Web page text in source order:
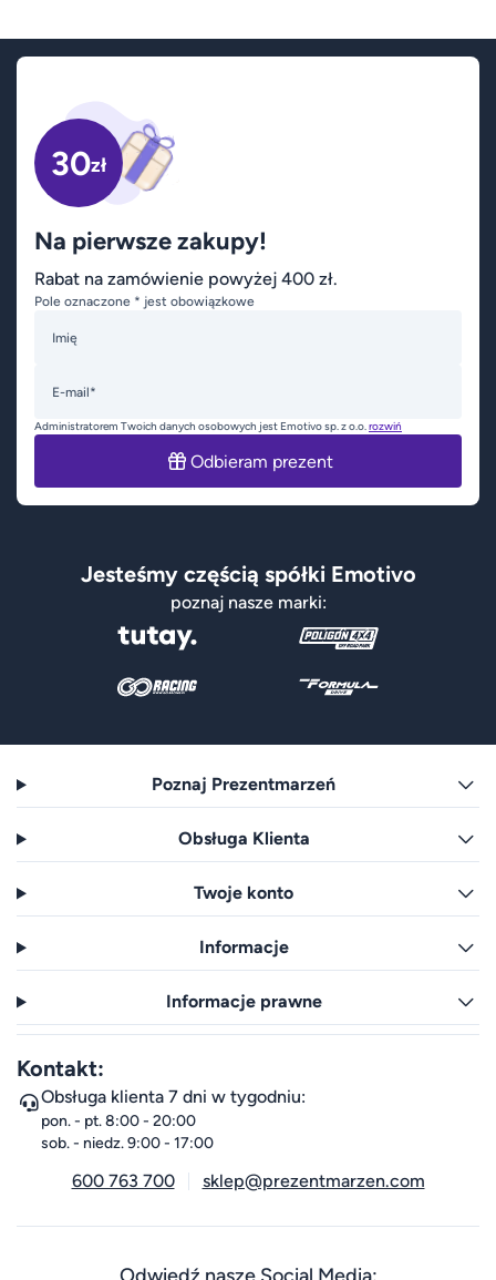
30zł
Na pierwsze zakupy!
Rabat na zamówienie powyżej 400 zł.
Pole oznaczone * jest obowiązkowe
Imię
E-mail*
Administratorem Twoich danych osobowych jest Emotivo sp. z o.o.rozwiń
Odbieram prezent
Jesteśmy częścią spółki Emotivo
poznaj nasze marki:
Poznaj Prezentmarzeń
Obsługa Klienta
Twoje konto
Informacje
Informacje prawne
Kontakt:
Obsługa klienta 7 dni w tygodniu:
pon. - pt. 8:00 - 20:00
sob. - niedz. 9:00 - 17:00
600 763 700 sklep@prezentmarzen.com